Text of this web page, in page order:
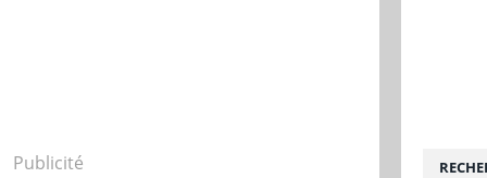
Publicité